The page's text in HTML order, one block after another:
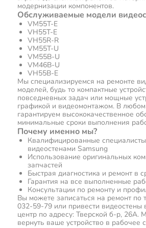
модернизации компонентов.
Обслуживаемые модели
VM55T-E
VH55T-E
VH55R-R
VM55T-U
VM55B-U
VM46B-U
VH55B-E
Мы специализируемся на ремонте
моделей, будь то компактные
повседневных задач или мощные
графикой и видеомонтажом. В
гарантируем высококачественное
минимальные сроки выполнения
Почему именно мы?
Квалифицированные
видеостенами Samsung
Использование оригинальных
запчастей
Быстрая диагностика и ремонт в
Гарантия на все выполненные
Консультации по ремонту и
Вы можете записаться на ремонт по
032-59-79 или привести видеостены
центр по адресу: Тверской б-р, 26А.
вернуть ваше устройство в рабочее